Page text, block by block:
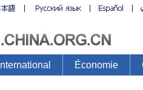
International Économie